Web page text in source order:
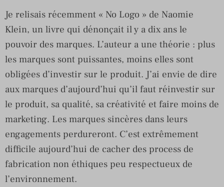
Je relisais récemment « No Logo » de Naomie
Klein, un livre qui dénonçait il y a dix ans le
pouvoir des marques. L’auteur a une théorie : plus
les marques sont puissantes, moins elles sont
obligées d’investir sur le produit. J’ai envie de dire
aux marques d’aujourd’hui qu’il faut réinvestir sur
le produit, sa qualité, sa créativité et faire moins de
marketing. Les marques sincères dans leurs
engagements perdureront. C’est extrêmement
difficile aujourd’hui de cacher des process de
fabrication non éthiques peu respectueux de
l’environnement.